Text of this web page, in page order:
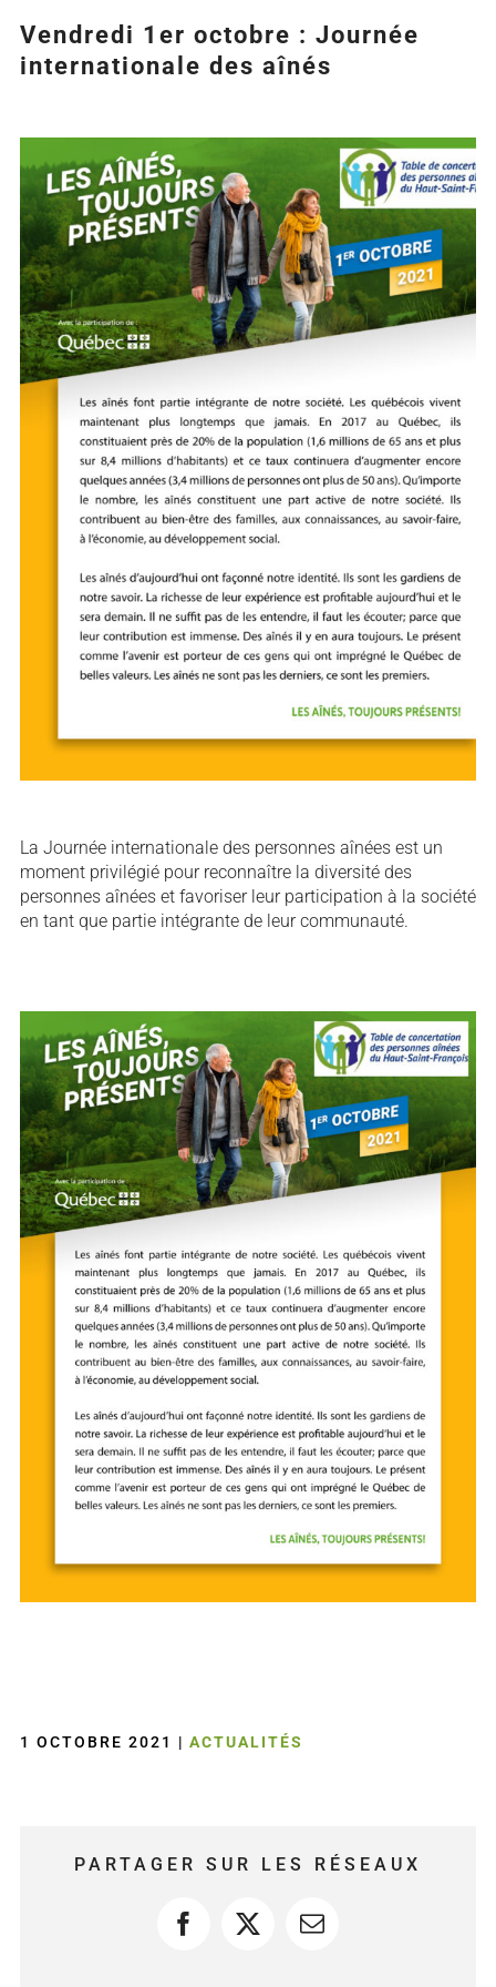
Vendredi 1er octobre : Journée
internationale des aînés
l&apos;image
La Journée internationale des personnes aînées est un
moment privilégié pour reconnaître la diversité des
personnes aînées et favoriser leur participation à la société
en tant que partie intégrante de leur communauté.
1 OCTOBRE 2021 | ACTUALITÉS
PARTAGER SUR LES RÉSEAUX
Facebook
X Courriel